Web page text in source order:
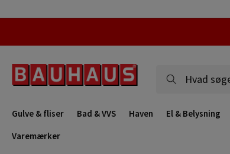
Gulve & fliser Bad & VVS Haven El & Belysning
Varemærker